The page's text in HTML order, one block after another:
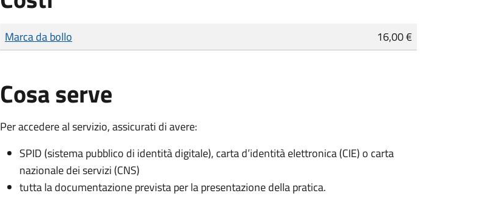
Tipo di pagamento
Importo
Marca da bollo 16,00 €
Cosa serve
Per accedere al servizio, assicurati di avere:
SPID (sistema pubblico di identità digitale), carta d’identità elettronica (CIE) o carta
nazionale dei servizi (CNS)
tutta la documentazione prevista per la presentazione della pratica.